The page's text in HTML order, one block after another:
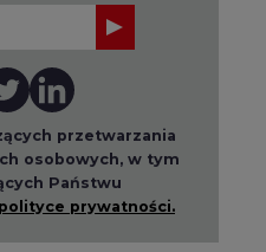
przetwarzania
osobowych, w tym
Państwu
polityce prywatności.